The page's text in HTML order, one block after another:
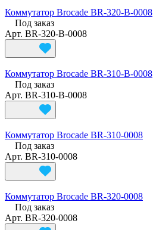
Коммутатор Brocade BR-320-B-0008
Под заказ
Арт. BR-320-B-0008
Коммутатор Brocade BR-310-B-0008
Под заказ
Арт. BR-310-B-0008
Коммутатор Brocade BR-310-0008
Под заказ
Арт. BR-310-0008
Коммутатор Brocade BR-320-0008
Под заказ
Арт. BR-320-0008